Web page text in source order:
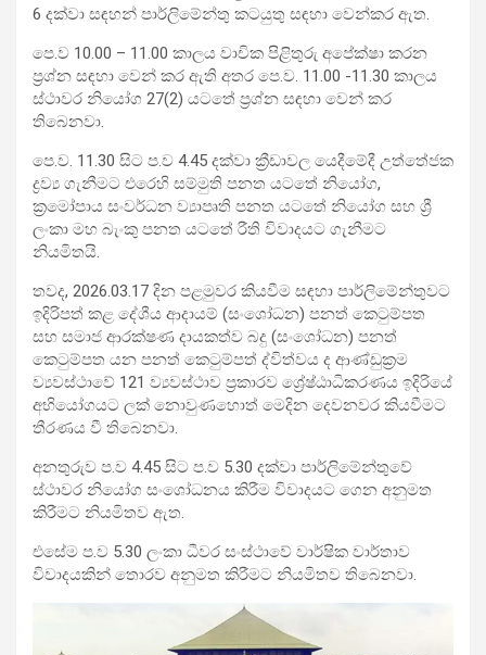
6 දක්වා සඳහන් පාර්ලිමේන්තු කටයුතු සඳහා වෙන්කර ඇත.
පෙ.ව 10.00 – 11.00 කාලය වාචික පිළිතුරු අපේක්ෂා කරන
ප්‍රශ්න සඳහා වෙන් කර ඇති අතර පෙ.ව. 11.00 -11.30 කාලය
ස්ථාවර නියෝග 27(2) යටතේ ප්‍රශ්න සඳහා වෙන් කර
තිබෙනවා.
පෙ.ව. 11.30 සිට ප.ව 4.45 දක්වා ක්‍රීඩාවල යෙදීමේදී උත්තේජක
ද්‍රව්‍ය ගැනීමට එරෙහි සම්මුති පනත යටතේ නියෝග,
ක්‍රමෝපාය සංවර්ධන ව්‍යාපෘති පනත යටතේ නියෝග සහ ශ්‍රී
ලංකා මහ බැංකු පනත යටතේ රීති විවාදයට ගැනීමට
නියමිතයි.
තවද, 2026.03.17 දින පළමුවර කියවීම සඳහා පාර්ලිමේන්තුවට
ඉදිරිපත් කළ දේශීය ආදායම් (සංශෝධන) පනත් කෙටුම්පත
සහ සමාජ ආරක්ෂණ දායකත්ව බදු (සංශෝධන) පනත්
කෙටුම්පත යන පනත් කෙටුම්පත් ද්විත්වය ද ආණ්ඩුක්‍රම
ව්‍යවස්ථාවේ 121 ව්‍යවස්ථාව ප්‍රකාරව ශ්‍රේෂ්ඨාධිකරණය ඉදිරියේ
අභියෝගයට ලක් නොවුණහොත් මෙදින දෙවනවර කියවීමට
තීරණය වී තිබෙනවා.
අනතුරුව ප.ව 4.45 සිට ප.ව 5.30 දක්වා පාර්ලිමේන්තුවේ
ස්ථාවර නියෝග සංශෝධනය කිරීම විවාදයට ගෙන අනුමත
කිරීමට නියමිතව ඇත.
එසේම ප.ව 5.30 ලංකා ධීවර සංස්ථාවේ වාර්ෂික වාර්තාව
විවාදයකින් තොරව අනුමත කිරීමට නියමිතව තිබෙනවා.